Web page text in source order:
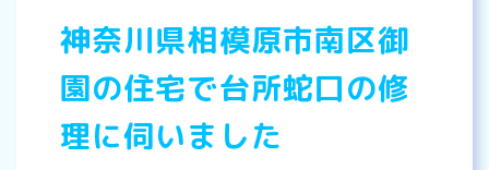
神奈川県相模原市南区御
園の住宅で台所蛇口の修
理に伺いました